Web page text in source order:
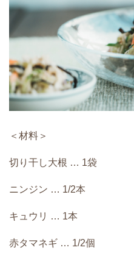
＜材料＞
切り干し大根 … 1袋
ニンジン … 1/2本
キュウリ … 1本
赤タマネギ … 1/2個